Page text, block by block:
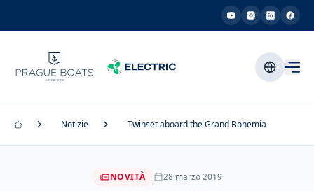
Notizie Twinset aboard the Grand Bohemia
NOVITÀ 28 marzo 2019